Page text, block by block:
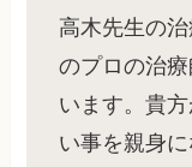
高木先生の
のプロの治
います。貴
い事を親身